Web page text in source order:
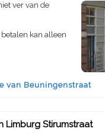
ver van de
kan alleen
van Beuningenstraat
Limburg Stirumstraat